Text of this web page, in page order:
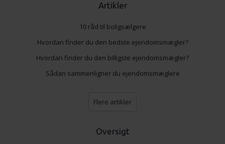
Artikler
10 råd til boligsælgere
Hvordan finder du den bedste ejendomsmægler?
Hvordan finder du den billigste ejendomsmægler?
Sådan sammenligner du ejendomsmæglere
Flere artikler
Oversigt